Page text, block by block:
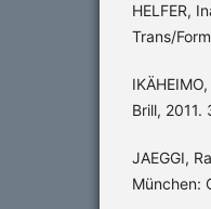
HELFER,
Trans/
Brill, 2011.
JAEGGI,
München: